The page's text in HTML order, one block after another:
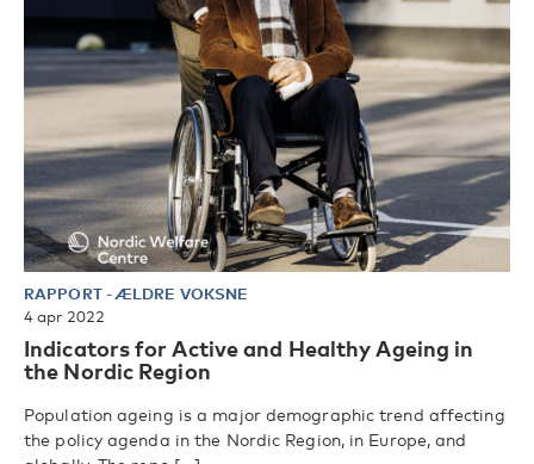
RAPPORT-ÆLDRE VOKSNE
4 apr 2022
Indicators for Active and Healthy Ageing in
the Nordic Region
Population ageing is a major demographic trend affecting
the policy agenda in the Nordic Region, in Europe, and